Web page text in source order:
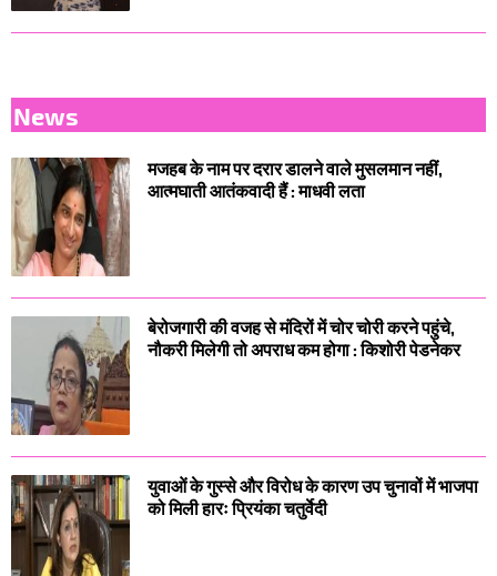
News
मजहब के नाम पर दरार डालने वाले मुसलमान नहीं,
आत्मघाती आतंकवादी हैं : माधवी लता
बेरोजगारी की वजह से मंदिरों में चोर चोरी करने पहुंचे,
नौकरी मिलेगी तो अपराध कम होगा : किशोरी पेडनेकर
युवाओं के गुस्से और विरोध के कारण उप चुनावों में भाजपा
को मिली हारः प्रियंका चतुर्वेदी